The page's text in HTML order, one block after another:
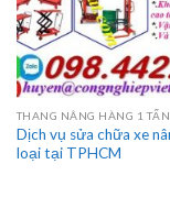
THANG NÂNG HÀNG 1
Dịch vụ sửa chữa xe
loại tại TPHCM